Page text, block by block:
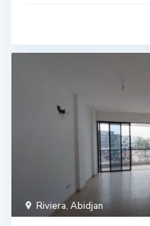
Riviera,Abidjan